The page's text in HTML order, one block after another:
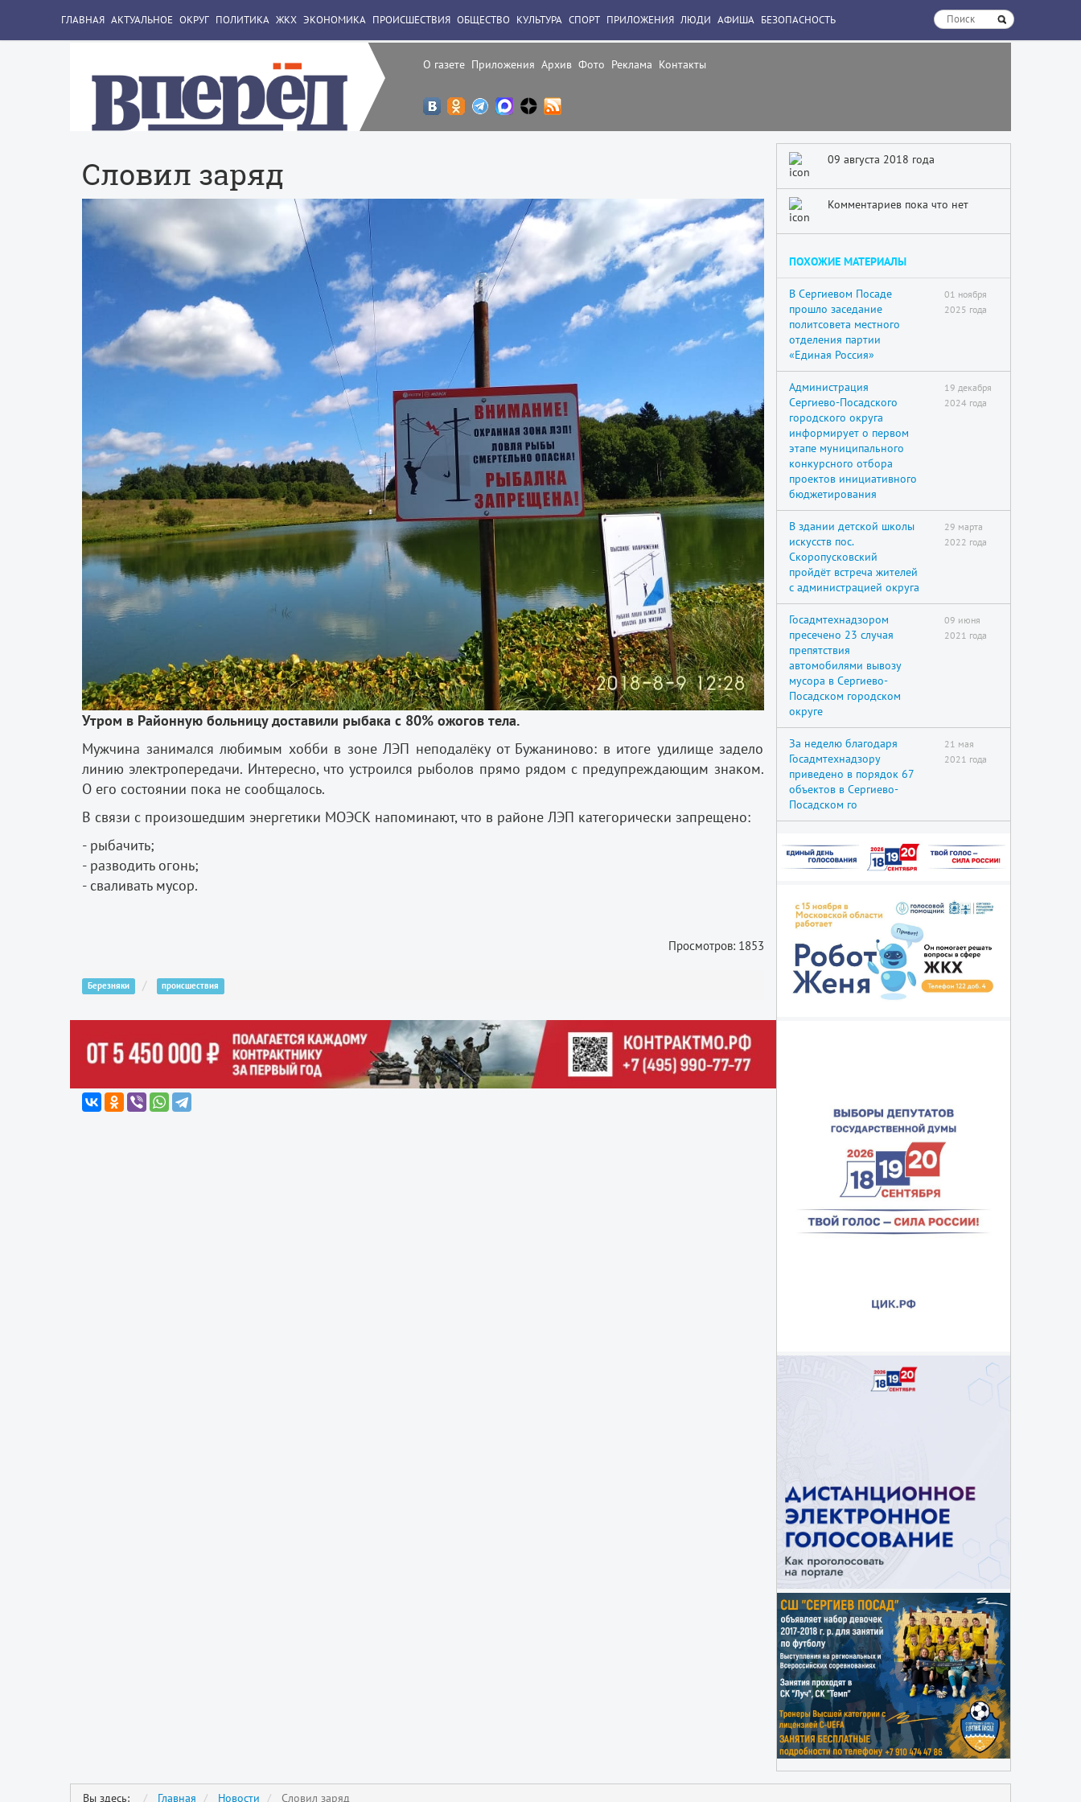
О газете Приложения Архив Фото Реклама Контакты
ГЛАВНАЯ АКТУАЛЬНОЕ ОКРУГ ПОЛИТИКА ЖКХ ЭКОНОМИКА ПРОИСШЕСТВИЯ ОБЩЕСТВО КУЛЬТУРА СПОРТ ПРИЛОЖЕНИЯ ЛЮДИ АФИША БЕЗОПАСНОСТЬ
Словил заряд
Утром в Районную больницу доставили рыбака с 80% ожогов тела.
Мужчина занимался любимым хобби в зоне ЛЭП неподалёку от Бужаниново: в итоге удилище задело
линию электропередачи. Интересно, что устроился рыболов прямо рядом с предупреждающим знаком.
О его состоянии пока не сообщалось.
В связи с произошедшим энергетики МОЭСК напоминают, что в районе ЛЭП категорически запрещено:
- рыбачить;
- разводить огонь;
- сваливать мусор.
Просмотров: 1853
Березняки происшествия
09 августа 2018 года
Комментариев пока что нет
ПОХОЖИЕ МАТЕРИАЛЫ
В Сергиевом Посаде
прошло заседание
политсовета местного
отделения партии
«Единая Россия»
01 ноября
2025 года
Администрация
Сергиево-Посадского
городского округа
информирует о первом
этапе муниципального
конкурсного отбора
проектов инициативного
бюджетирования
19 декабря
2024 года
В здании детской школы
искусств пос.
Скоропусковский
пройдёт встреча жителей
с администрацией округа
29 марта
2022 года
Госадмтехнадзором
пресечено 23 случая
препятствия
автомобилями вывозу
мусора в Сергиево-
Посадском городском
округе
09 июня
2021 года
За неделю благодаря
Госадмтехнадзору
приведено в порядок 67
объектов в Сергиево-
Посадском го
21 мая
2021 года
Вы здесь: Главная Новости Словил заряд